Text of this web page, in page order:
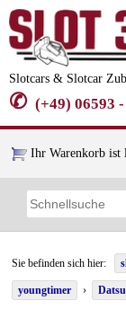
Slotcars & Slotcar
✆ (+49) 06593
Ihr Warenkorb ist
Sie befinden sich hier:
youngtimer ›